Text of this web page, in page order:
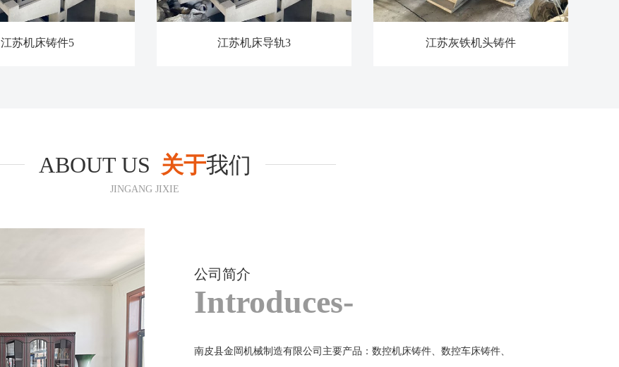
江苏机床铸件5 江苏机床导轨3 江苏灰铁机头铸件
ABOUT US 关于我们
JINGANG JIXIE
公司简介
Introduces-
南皮县金岡机械制造有限公司主要产品：数控机床铸件、数控车床铸件、